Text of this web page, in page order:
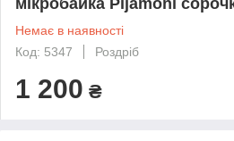
Немає в наявності
Код: 5347
Роздріб
1 200 ₴